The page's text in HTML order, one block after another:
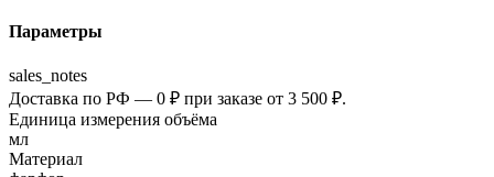
Параметры
sales_notes
Доставка по РФ — 0 ₽ при заказе от 3 500 ₽.
Единица измерения объёма
мл
Материал